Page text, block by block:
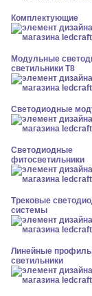
Комплектующие
Модульные
светильники Т8
Светодиодные
Светодиодные
фитосветильники
Трековые
системы
Линейные
светильники